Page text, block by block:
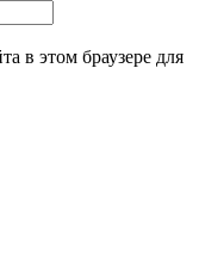
в этом браузере для